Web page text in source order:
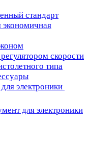
стандарт
экономичная
скорости
типа
электроники
для электроники